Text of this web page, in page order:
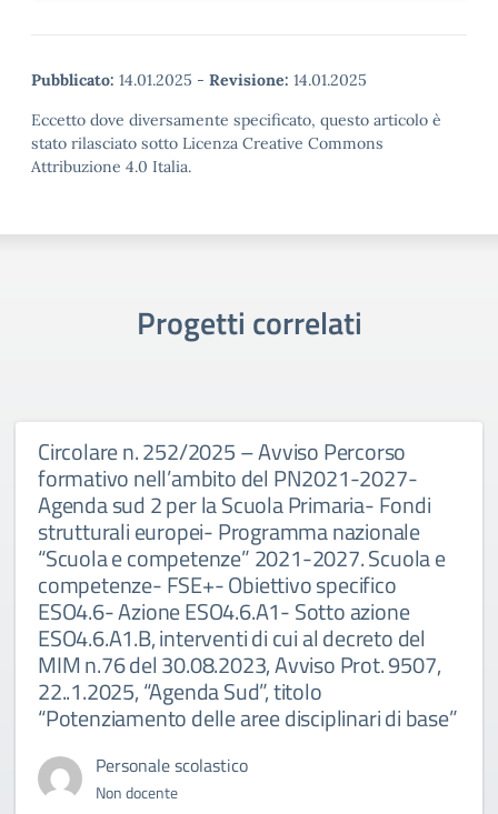
Pubblicato: 14.01.2025 - Revisione: 14.01.2025
Eccetto dove diversamente specificato, questo articolo è
stato rilasciato sotto Licenza Creative Commons
Attribuzione 4.0 Italia.
Progetti correlati
Circolare n. 252/2025 – Avviso Percorso
formativo nell’ambito del PN2021-2027-
Agenda sud 2 per la Scuola Primaria- Fondi
strutturali europei- Programma nazionale
“Scuola e competenze” 2021-2027. Scuola e
competenze- FSE+- Obiettivo specifico
ESO4.6- Azione ESO4.6.A1- Sotto azione
ESO4.6.A1.B, interventi di cui al decreto del
MIM n.76 del 30.08.2023, Avviso Prot. 9507,
22..1.2025, “Agenda Sud”, titolo
“Potenziamento delle aree disciplinari di base”
Personale scolastico
Non docente